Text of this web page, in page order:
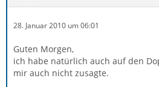
28. Januar 2010 um 06:01
Guten Morgen,
ich habe natürlich auch auf den
mir auch nicht zusagte.